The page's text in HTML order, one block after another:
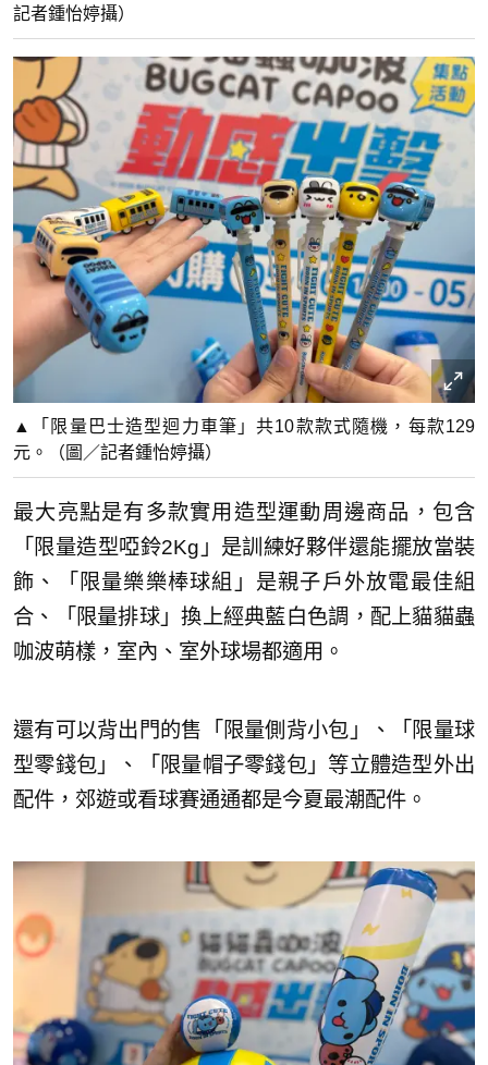
記者鍾怡婷攝）
▲「限量巴士造型迴力車筆」共10款款式隨機，每款129
元。（圖／記者鍾怡婷攝）
最大亮點是有多款實用造型運動周邊商品，包含
「限量造型啞鈴2Kg」是訓練好夥伴還能擺放當裝
飾、「限量樂樂棒球組」是親子戶外放電最佳組
合、「限量排球」換上經典藍白色調，配上貓貓蟲
咖波萌樣，室內、室外球場都適用。
還有可以背出門的售「限量側背小包」、「限量球
型零錢包」、「限量帽子零錢包」等立體造型外出
配件，郊遊或看球賽通通都是今夏最潮配件。